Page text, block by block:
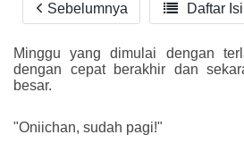
Bookmark
Cari
Reader Settings
Font :
Titillium Web
Arial
A-
16 A+
Sebelumnya  Daftar Isi
Minggu yang dimulai dengan
dengan cepat berakhir dan
besar.
"Oniichan, sudah pagi!"